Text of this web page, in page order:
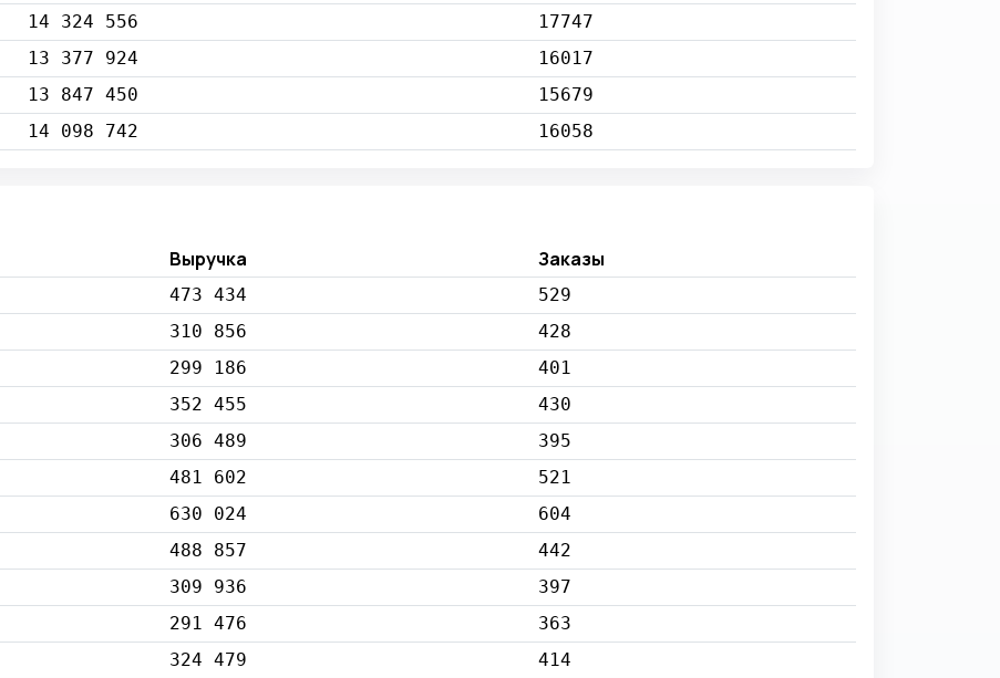
14 324 556
17747
13 377 924
16017
13 847 450
15679
14 098 742 16058
Выручка Заказы
473 434
529
310 856
428
299 186
401
352 455
430
306 489
395
481 602
521
630 024
604
488 857
442
309 936
397
291 476
363
324 479
414